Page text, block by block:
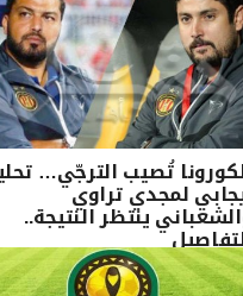
تُصيب الترجّي…
لمجدي تراوي
ينتظر النتيجة..